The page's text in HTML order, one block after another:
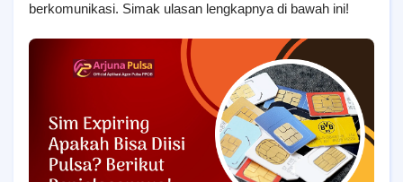
berkomunikasi. Simak ulasan lengkapnya di bawah ini!